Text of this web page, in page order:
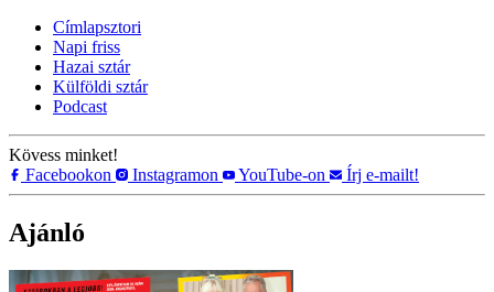
Címlapsztori
Napi friss
Hazai sztár
Külföldi sztár
Podcast
Kövess minket!
Facebookon
Instagramon YouTube-on Írj e-mailt!
Ajánló